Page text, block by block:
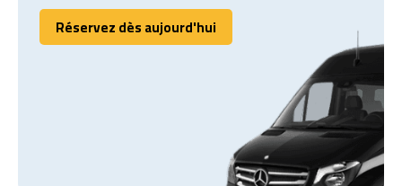
Réservez dès aujourd'hui
Réservez dès aujourd'hui